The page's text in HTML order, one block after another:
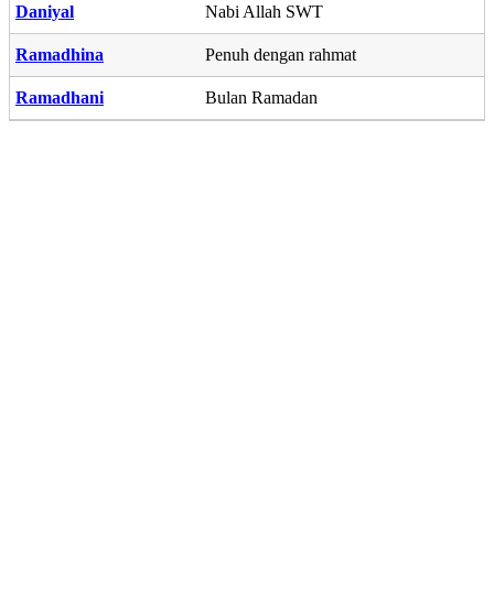
Daniyal Nabi Allah SWT
Ramadhina Penuh dengan rahmat
Ramadhani Bulan Ramadan